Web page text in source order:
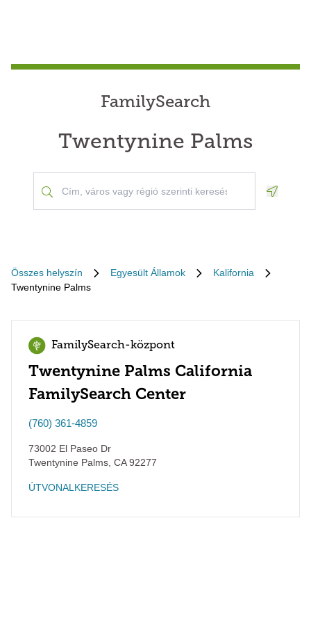
FamilySearch
Twentynine Palms
Összes helyszín Egyesült Államok
Kalifornia
Twentynine Palms
FamilySearch-központ
Twentynine Palms California
FamilySearch Center
(760) 361-4859
73002 El Paseo Dr
Twentynine Palms CA92277
ÚTVONALKERESÉS